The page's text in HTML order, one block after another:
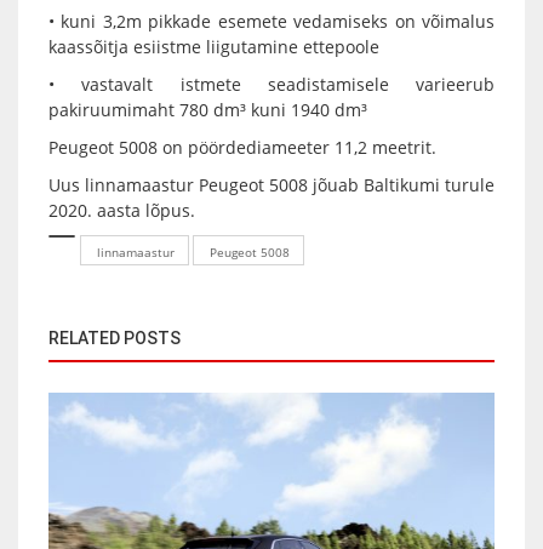
• kuni 3,2m pikkade esemete vedamiseks on võimalus
kaassõitja esiistme liigutamine ettepoole
• vastavalt istmete seadistamisele varieerub
pakiruumimaht 780 dm³ kuni 1940 dm³
Peugeot 5008 on pöördediameeter 11,2 meetrit.
Uus linnamaastur Peugeot 5008 jõuab Baltikumi turule
2020. aasta lõpus.
linnamaastur Peugeot 5008
RELATED POSTS